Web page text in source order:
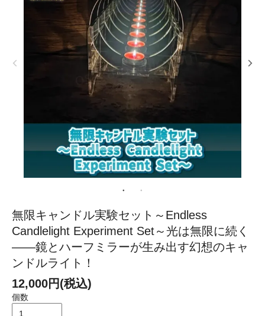
無限キャンドル実験セット～Endless
Candlelight Experiment Set～光は無限に続く
――鏡とハーフミラーが生み出す幻想のキャ
ンドルライト！
12,000円(税込)
個数